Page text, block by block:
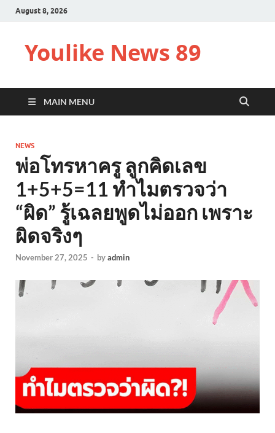
August 8, 2026
Youlike News 89
MAIN MENU
NEWS
พ่อโทรหาครู ลูกคิดเลข
1+5+5=11 ทำไมตรวจว่า
“ผิด” รู้เฉลยพูดไม่ออก เพราะ
ผิดจริงๆ
November 27, 2025 - byadmin